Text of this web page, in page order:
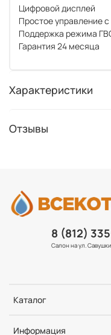
Цифровой дисплей
Простое управление
Поддержка режима
Гарантия 24 месяца
Характеристики
Отзывы
Каталог
Информация
8 (812)
Салон на ул.